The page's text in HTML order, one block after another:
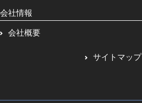
会社情報
会社概要
サイトマップ